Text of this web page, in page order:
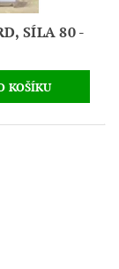
SÍLA 80 -